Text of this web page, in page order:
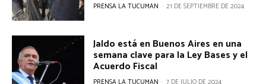
PRENSA LA TUCUMAN - 21 DE SEPTIEMBRE DE 2024
Jaldo está en Buenos Aires en una
semana clave para la Ley Bases y el
Acuerdo Fiscal